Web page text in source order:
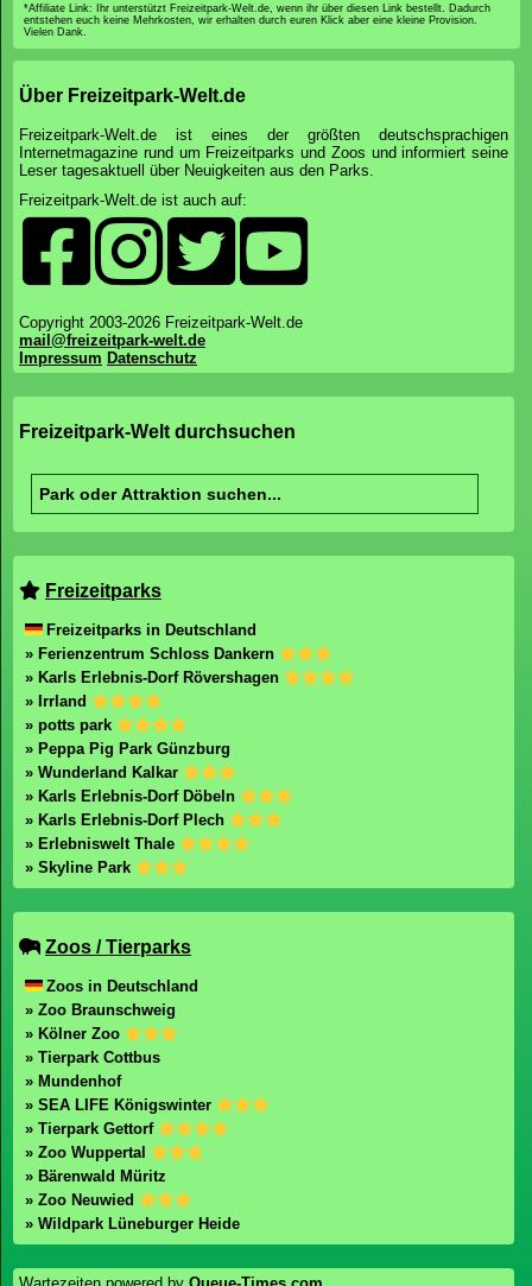
*Affiliate Link: Ihr unterstützt Freizeitpark-Welt.de, wenn ihr über diesen Link bestellt. Dadurch
entstehen euch keine Mehrkosten, wir erhalten durch euren Klick aber eine kleine Provision.
Vielen Dank.
Über Freizeitpark-Welt.de
Freizeitpark-Welt.de ist eines der größten deutschsprachigen
Internetmagazine rund um Freizeitparks und Zoos und informiert seine
Leser tagesaktuell über Neuigkeiten aus den Parks.
Freizeitpark-Welt.de ist auch auf:
Copyright 2003-2026 Freizeitpark-Welt.de
mail@freizeitpark-welt.de
Impressum Datenschutz
Freizeitpark-Welt durchsuchen
Freizeitparks
Freizeitparks in Deutschland
» Ferienzentrum Schloss Dankern
» Karls Erlebnis-Dorf Rövershagen
» Irrland
» potts park
» Peppa Pig Park Günzburg
» Wunderland Kalkar
» Karls Erlebnis-Dorf Döbeln
» Karls Erlebnis-Dorf Plech
» Erlebniswelt Thale
» Skyline Park
Zoos / Tierparks
Zoos in Deutschland
» Zoo Braunschweig
» Kölner Zoo
» Tierpark Cottbus
» Mundenhof
» SEA LIFE Königswinter
» Tierpark Gettorf
» Zoo Wuppertal
» Bärenwald Müritz
» Zoo Neuwied
» Wildpark Lüneburger Heide